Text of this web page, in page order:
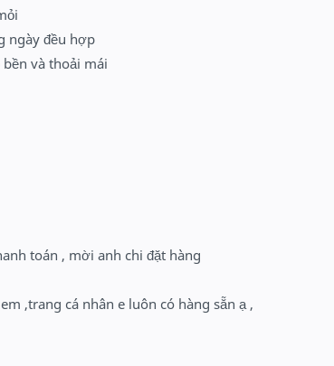
ngày đều hợp
và thoải mái
toán , mời anh chi đặt hàng
,trang cá nhân e luôn có hàng sẵn ạ ,